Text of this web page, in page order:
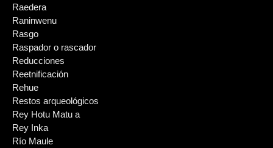
Raedera
Raninwenu
Rasgo
Raspador o rascador
Reducciones
Reetnificación
Rehue
Restos arqueológicos
Rey Hotu Matu a
Rey Inka
Río Maule